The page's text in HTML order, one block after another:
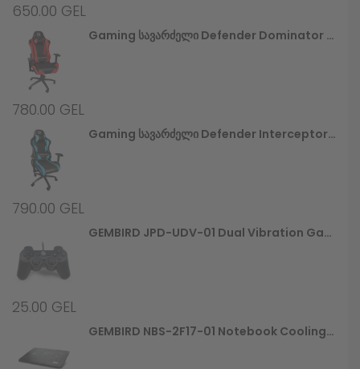
650.00 GEL
Gaming Სავარძელი Defender Dominator CM-362, Red/black,PU,50mm
780.00 GEL
Gaming Სავარძელი Defender Interceptor CM-363, Blue/black,PU,60mm
790.00 GEL
GEMBIRD JPD-UDV-01 Dual Vibration Gamepad
25.00 GEL
GEMBIRD NBS-2F17-01 Notebook Cooling Stand